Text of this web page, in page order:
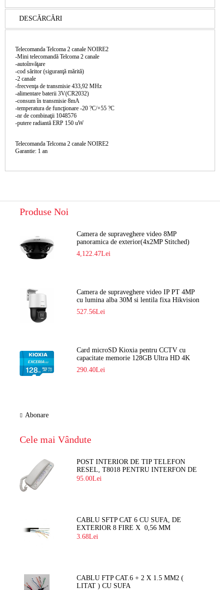
DESCĂRCĂRI
Telecomanda Telcoma 2 canale NOIRE2
-Mini telecomandă Telcoma 2 canale
-autoînvăţare
-cod săritor (siguranţă mărită)
-2 canale
-frecvenţa de transmisie 433,92 MHz
-alimentare baterii 3V(CR2032)
-consum în transmisie 8mA
-temperatura de funcţionare -20 ?C/+55 ?C
-nr de combinaţii 1048576
-putere radiantă ERP 150 uW
Telecomanda Telcoma 2 canale NOIRE2
Garantie: 1 an
Produse Noi
Camera de supraveghere video 8MP
panoramica de exterior(4x2MP Stitched)
Navaio NGC-7482PR
4,122.47Lei
Camera de supraveghere video IP PT 4MP
cu lumina alba 30M si lentila fixa Hikvision
DS-2DE2C400SCG-E F1
527.56Lei
Card microSD Kioxia pentru CCTV cu
capacitate memorie 128GB Ultra HD 4K
LMEX2L128GG2
290.40Lei
Abonare
Cele mai Vândute
POST INTERIOR DE TIP TELEFON
RESEL, T8018 PENTRU INTERFON DE
BLOC
95.00Lei
CABLU SFTP CAT 6 CU SUFA, DE
EXTERIOR 8 FIRE X 0,56 MM
3.68Lei
CABLU FTP CAT.6 + 2 X 1.5 MM2 (
LITAT ) CU SUFA